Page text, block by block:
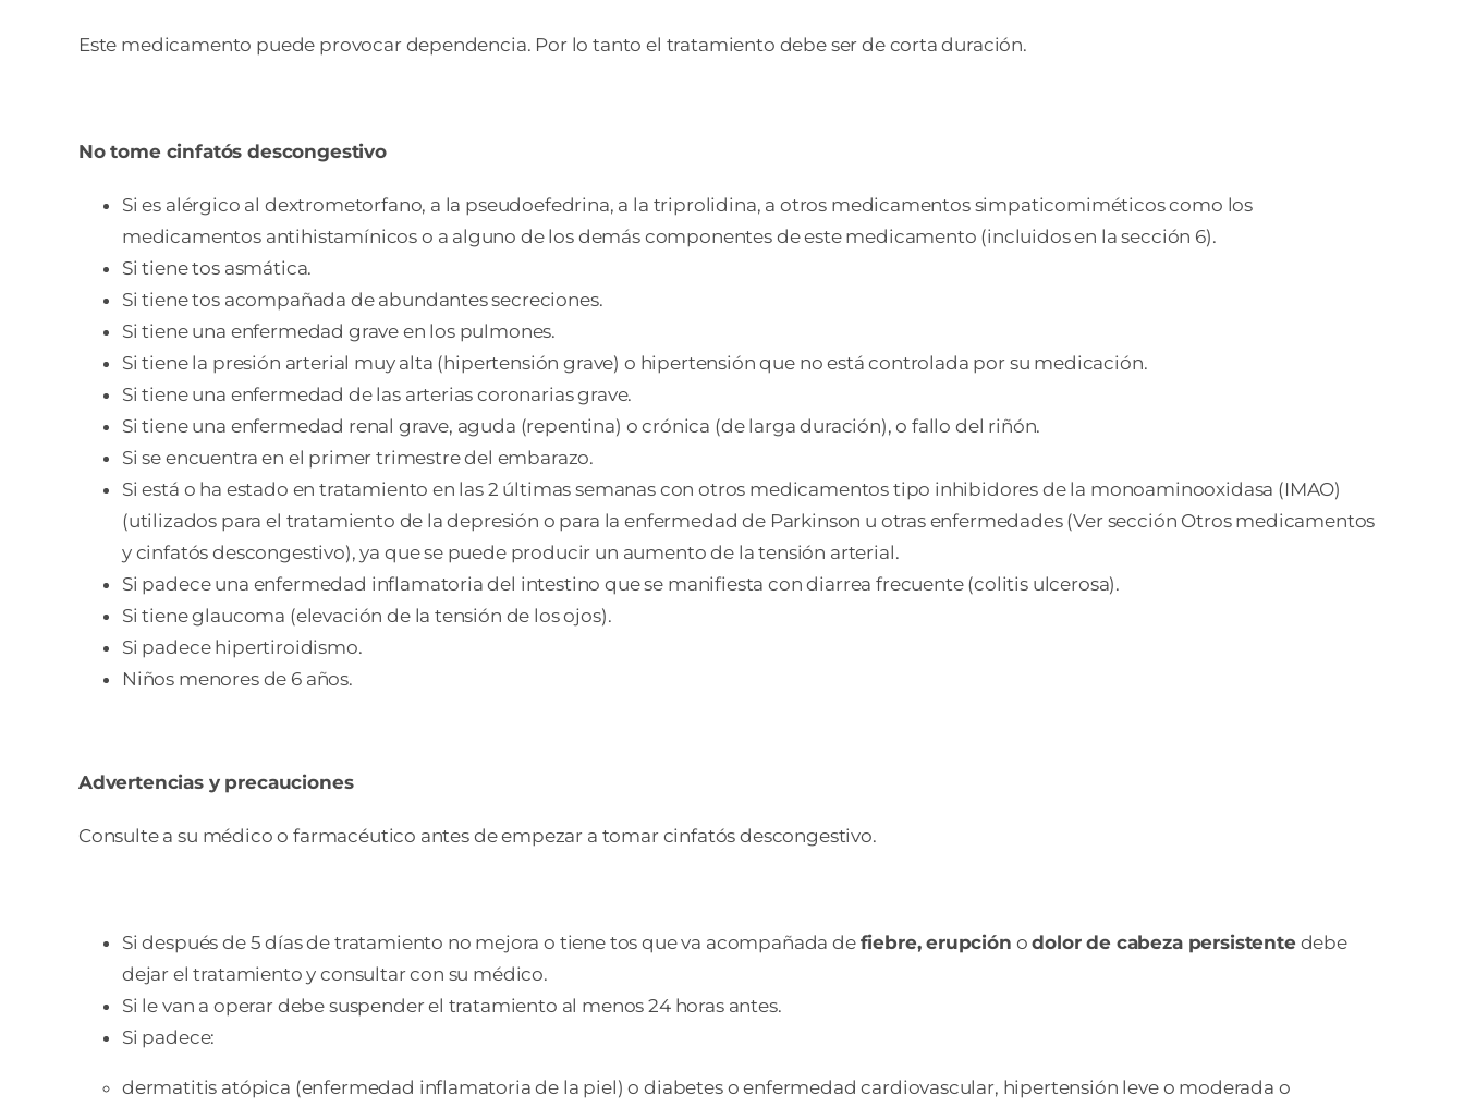
Este medicamento puede provocar dependencia. Por lo tanto el tratamiento debe ser de corta duración.
No tome cinfatós descongestivo
Si es alérgico al dextrometorfano, a la pseudoefedrina, a la triprolidina, a otros medicamentos simpaticomiméticos como los
medicamentos antihistamínicos o a alguno de los demás componentes de este medicamento (incluidos en la sección 6).
Si tiene tos asmática.
Si tiene tos acompañada de abundantes secreciones.
Si tiene una enfermedad grave en los pulmones.
Si tiene la presión arterial muy alta (hipertensión grave) o hipertensión que no está controlada por su medicación.
Si tiene una enfermedad de las arterias coronarias grave.
Si tiene una enfermedad renal grave, aguda (repentina) o crónica (de larga duración), o fallo del riñón.
Si se encuentra en el primer trimestre del embarazo.
Si está o ha estado en tratamiento en las 2 últimas semanas con otros medicamentos tipo inhibidores de la monoaminooxidasa (IMAO)
(utilizados para el tratamiento de la depresión o para la enfermedad de Parkinson u otras enfermedades (Ver sección Otros medicamentos
y cinfatós descongestivo), ya que se puede producir un aumento de la tensión arterial.
Si padece una enfermedad inflamatoria del intestino que se manifiesta con diarrea frecuente (colitis ulcerosa).
Si tiene glaucoma (elevación de la tensión de los ojos).
Si padece hipertiroidismo.
Niños menores de 6 años.
Advertencias y precauciones
Consulte a su médico o farmacéutico antes de empezar a tomar cinfatós descongestivo.
Si después de 5 días de tratamiento no mejora o tiene tos que va acompañada de fiebre, erupción odolor de cabeza persistentedebe
dejar el tratamiento y consultar con su médico.
Si le van a operar debe suspender el tratamiento al menos 24 horas antes.
Si padece:
dermatitis atópica (enfermedad inflamatoria de la piel) o diabetes o enfermedad cardiovascular, hipertensión leve o moderada o